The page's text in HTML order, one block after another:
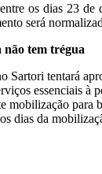
os dias 23 de
será
tem trégua
Sartori tentará
essenciais
mobilização para
dias da